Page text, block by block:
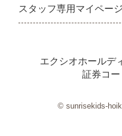
スタッフ専用マイページ
エクシオホールデ
証券コ
© sunrisekids-